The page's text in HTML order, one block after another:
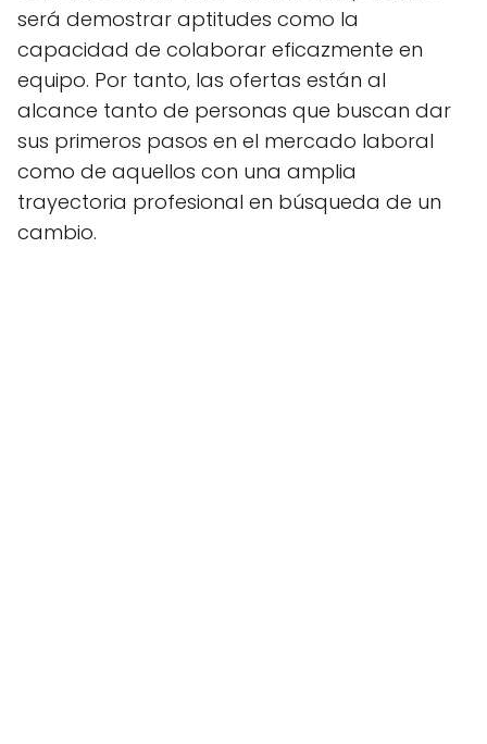
será demostrar aptitudes como la
capacidad de colaborar eficazmente en
equipo. Por tanto, las ofertas están al
alcance tanto de personas que buscan dar
sus primeros pasos en el mercado laboral
como de aquellos con una amplia
trayectoria profesional en búsqueda de un
cambio.